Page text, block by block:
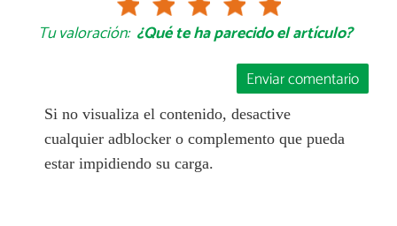
Tu valoración: ¿Qué te ha parecido el artículo?
Enviar comentario
Si no visualiza el contenido, desactive
cualquier adblocker o complemento que pueda
estar impidiendo su carga.